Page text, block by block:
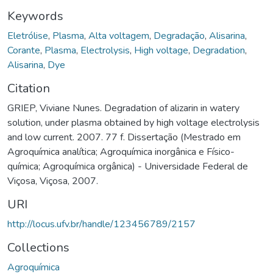
Keywords
Eletrólise, Plasma, Alta voltagem, Degradação, Alisarina,
Corante, Plasma, Electrolysis, High voltage, Degradation,
Alisarina, Dye
Citation
GRIEP, Viviane Nunes. Degradation of alizarin in watery
solution, under plasma obtained by high voltage electrolysis
and low current. 2007. 77 f. Dissertação (Mestrado em
Agroquímica analítica; Agroquímica inorgânica e Físico-
química; Agroquímica orgânica) - Universidade Federal de
Viçosa, Viçosa, 2007.
URI
http://locus.ufv.br/handle/123456789/2157
Collections
Agroquímica